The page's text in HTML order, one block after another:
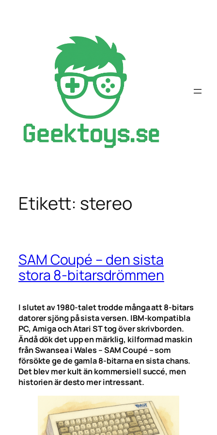
Etikett: stereo
SAM Coupé – den sista
stora 8-bitarsdrömmen
I slutet av 1980-talet trodde många att 8-bitars
datorer sjöng på sista versen. IBM-kompatibla
PC, Amiga och Atari ST tog över skrivborden.
Ändå dök det upp en märklig, kilformad maskin
från Swansea i Wales – SAM Coupé – som
försökte ge de gamla 8-bitarna en sista chans.
Det blev mer kult än kommersiell succé, men
historien är desto mer intressant.